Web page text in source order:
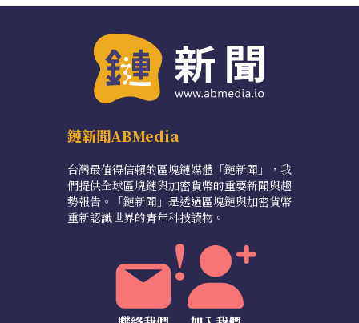
鏈新聞ABMedia
台灣最值得信賴的區塊鏈媒體「鏈新聞」，我
們提供全球區塊鏈與加密貨幣的重要新聞與趨
勢報告。「鏈新聞」是透過區塊鏈與加密貨幣
重新認識世界的青年科技讀物。